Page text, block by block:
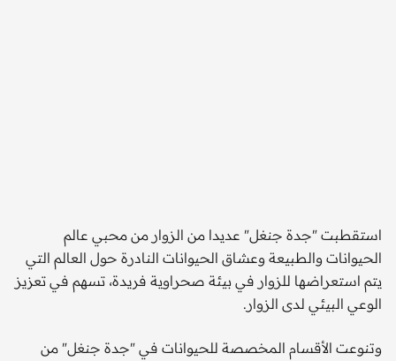
استقطبت "جدة جنغل" عديدا من الزوار من محبي عالم
الحيوانات والطبيعة وعشاق الحيوانات النادرة حول العالم التي
يتم استعراضها للزوار في بيئة صحراوية فريدة، تسهم في تعزيز
الوعي البيئي لدى الزوار.
وتنوعت الأقسام المخصصة للحيوانات في "جدة جنغل" من